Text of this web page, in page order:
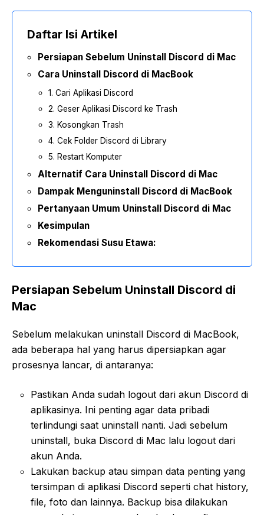
Daftar Isi Artikel
Persiapan Sebelum Uninstall Discord di Mac
Cara Uninstall Discord di MacBook
1. Cari Aplikasi Discord
2. Geser Aplikasi Discord ke Trash
3. Kosongkan Trash
4. Cek Folder Discord di Library
5. Restart Komputer
Alternatif Cara Uninstall Discord di Mac
Dampak Menguninstall Discord di MacBook
Pertanyaan Umum Uninstall Discord di Mac
Kesimpulan
Rekomendasi Susu Etawa:
Persiapan Sebelum Uninstall Discord di
Mac
Sebelum melakukan uninstall Discord di MacBook,
ada beberapa hal yang harus dipersiapkan agar
prosesnya lancar, di antaranya:
Pastikan Anda sudah logout dari akun Discord di
aplikasinya. Ini penting agar data pribadi
terlindungi saat uninstall nanti. Jadi sebelum
uninstall, buka Discord di Mac lalu logout dari
akun Anda.
Lakukan backup atau simpan data penting yang
tersimpan di aplikasi Discord seperti chat history,
file, foto dan lainnya. Backup bisa dilakukan